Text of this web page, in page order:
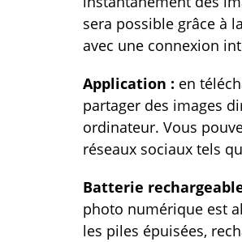
sera possible grâce à
avec une connexion
Application : en
partager des images
ordinateur. Vous
réseaux sociaux tels
Batterie
photo numérique est
les piles épuisées,